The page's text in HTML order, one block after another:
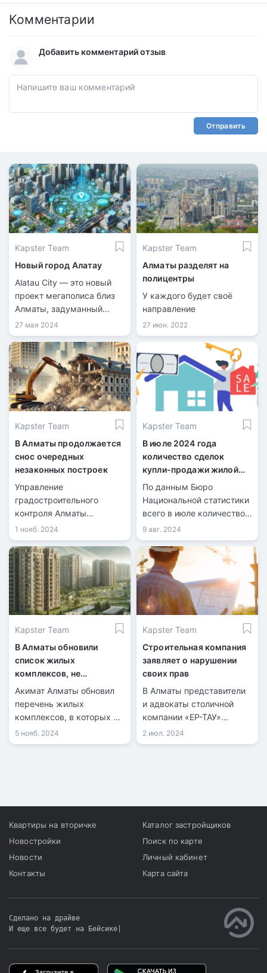
Комментарии
Добавить комментарий отзыв
Отправить
Kapster Team
Новый город Алатау
Alatau City — это новый
проект мегаполиса близ
Алматы, задуманный
стать международным
бизнес-хабом и
Сингапуром Центральной
Азии.
27 мая 2024
Kapster Team
Алматы разделят на
полицентры
У каждого будет своё
направление
27 июн. 2022
Kapster Team
В Алматы продолжается
снос очередных
незаконных построек
Управление
градостроительного
контроля Алматы
продолжает снос
незаконных построек,
возведённых с
нарушениями. Очередная
проверка выявила
нарушения в
строительстве объектов.
1 нояб. 2024
Kapster Team
В июле 2024 года
количество сделок
купли-продажи жилой
недвижимости
увеличилось на 21,7%
По данным Бюро
Национальной статистики
всего в июле количество
зарегистрированных
сделок купли-продажи
жилья составило 40 099,
из них 9 126 по
индивидуальным домам и
30 973 по квартирам в
многоквартирных домах.
9 авг. 2024
Kapster Team
В Алматы обновили
список жилых
комплексов, не
рекомендованных для
покупки недвижимости
Акимат Алматы обновил
перечень жилых
комплексов, в которых не
рекомендуется
приобретать . На данный
5 нояб. 2024
Kapster Team
Строительная компания
заявляет о нарушении
своих прав
В Алматы представители
и адвокаты столичной
компании «ЕР-ТАУ»
провели пресс-
конференцию, на которой
2 июл. 2024
Квартиры на вторичке
Новостройки
Новости
Контакты
Каталог застройщиков
Поиск по карте
Личный кабинет
Карта сайта
Сделано на драйве
И еще все будет на Бейсике